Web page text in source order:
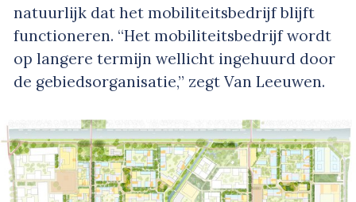
natuurlijk dat het mobiliteitsbedrijf blijft
functioneren. “Het mobiliteitsbedrijf wordt
op langere termijn wellicht ingehuurd door
de gebiedsorganisatie,” zegt Van Leeuwen.